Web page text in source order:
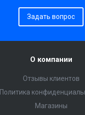
Задать вопрос
О компании
Отзывы клиентов
Политика
Магазины